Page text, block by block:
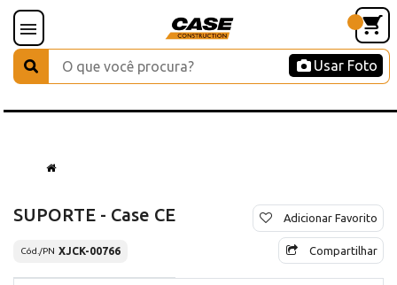
Usar Foto
SUPORTE - Case CE
Cód./PN XJCK-00766
Adicionar Favorito
Compartilhar